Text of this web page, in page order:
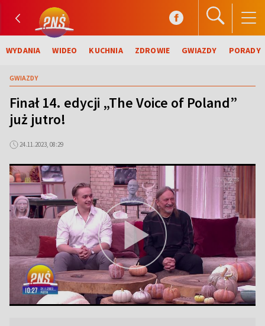
WYDANIA WIDEO KUCHNIA ZDROWIE GWIAZDY PORADY
GWIAZDY
Finał 14. edycji „The Voice of Poland”
już jutro!
24.11.2023, 08:29